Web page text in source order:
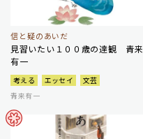
信と疑のあいだ
見習いたい１００歳の達観 青来
有一
考える エッセイ
文芸
青来有一